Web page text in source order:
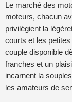
Le marché des
moteurs, chacun
privilégient la
courts et les
couple disponible
franches et un
incarnent la
les amateurs de